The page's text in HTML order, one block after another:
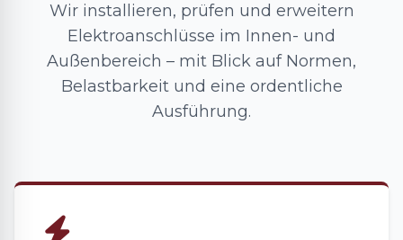
Wir installieren, prüfen und erweitern
Elektroanschlüsse im Innen- und
Außenbereich – mit Blick auf Normen,
Belastbarkeit und eine ordentliche
Ausführung.